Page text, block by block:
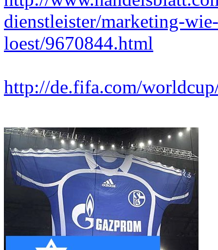
dienstleister/marketing-
loest/9670844.html
http://de.fifa.com/